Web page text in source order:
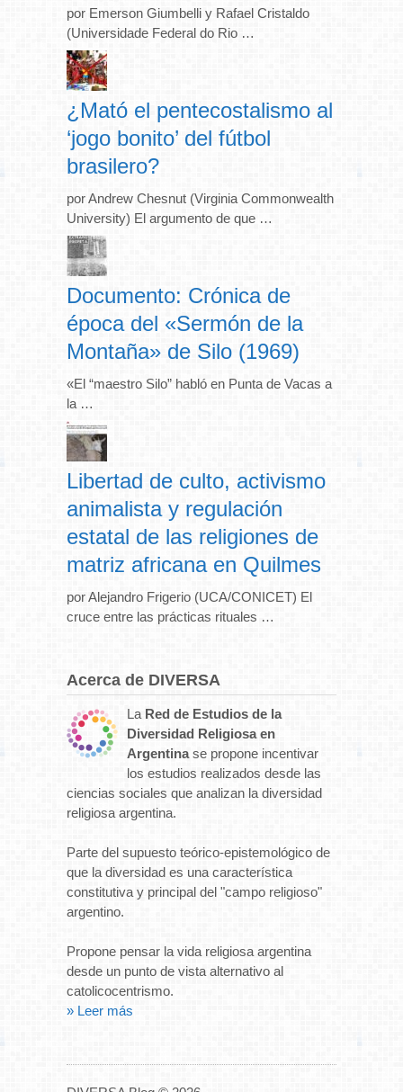
por Emerson Giumbelli y Rafael Cristaldo
(Universidade Federal do Rio …
¿Mató el pentecostalismo al
‘jogo bonito’ del fútbol
brasilero?
por Andrew Chesnut (Virginia Commonwealth
University) El argumento de que …
Documento: Crónica de
época del «Sermón de la
Montaña» de Silo (1969)
«El “maestro Silo” habló en Punta de Vacas a
la …
Libertad de culto, activismo
animalista y regulación
estatal de las religiones de
matriz africana en Quilmes
por Alejandro Frigerio (UCA/CONICET) El
cruce entre las prácticas rituales …
Acerca de DIVERSA
La Red de Estudios de la
Diversidad Religiosa en
Argentinase propone incentivar
los estudios realizados desde las
ciencias sociales que analizan la diversidad
religiosa argentina.
Parte del supuesto teórico-epistemológico de
que la diversidad es una característica
constitutiva y principal del "campo religioso"
argentino.
Propone pensar la vida religiosa argentina
desde un punto de vista alternativo al
catolicocentrismo.
» Leer más